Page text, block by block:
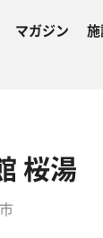
マガジン
桜湯